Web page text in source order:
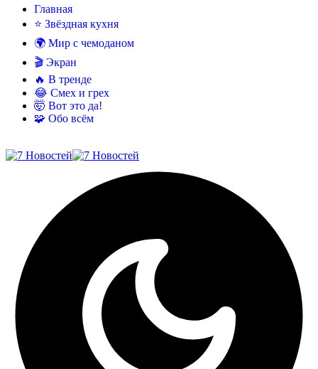
Главная
⭐ Звёздная кухня
🌍 Мир с чемоданом
🎬 Экран
🔥 В тренде
😂 Смех и грех
🤯 Вот это да!
🧩 Обо всём